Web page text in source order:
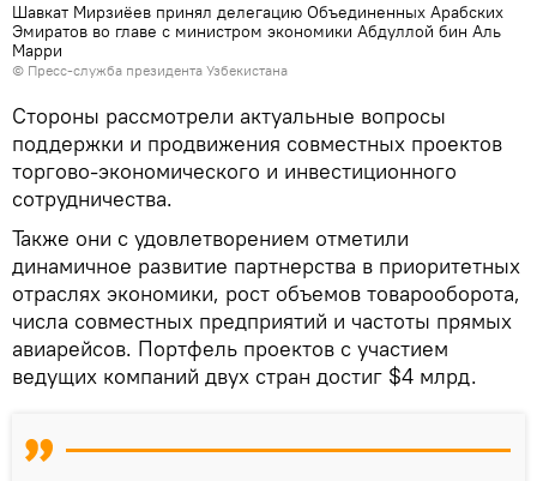
Шавкат Мирзиёев принял делегацию Объединенных Арабских
Эмиратов во главе с министром экономики Абдуллой бин Аль
Марри
© Пресс-служба президента Узбекистана
Стороны рассмотрели актуальные вопросы
поддержки и продвижения совместных проектов
торгово-экономического и инвестиционного
сотрудничества.
Также они с удовлетворением отметили
динамичное развитие партнерства в приоритетных
отраслях экономики, рост объемов товарооборота,
числа совместных предприятий и частоты прямых
авиарейсов. Портфель проектов с участием
ведущих компаний двух стран достиг $4 млрд.